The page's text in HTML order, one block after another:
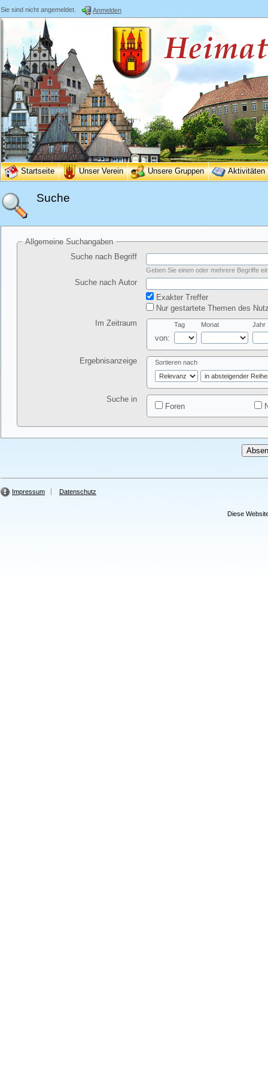
Sie sind nicht angemeldet. Anmelden
Startseite Unser Verein Unsere Gruppen Aktivitäten
Suche
Allgemeine Suchangaben
Suche nach Begriff
Geben Sie einen oder mehrere Begriffe
Suche nach Autor
Exakter Treffer
Nur gestartete Themen des
Im Zeitraum
von:
Tag Monat Jahr
Ergebnisanzeige Sortieren nach
Suche in
Foren
Impressum Datenschutz
Diese